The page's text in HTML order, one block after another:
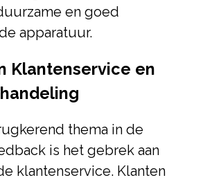
en goed
apparatuur.
Klantenservice en
thema in de
is het gebrek aan
klantenservice. Klanten